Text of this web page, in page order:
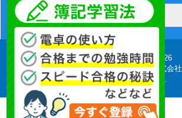
プライバシーポリシー
Copyright(C) 2010-2026
柴山会計ラーニング株式会社
All Rights Reserved.